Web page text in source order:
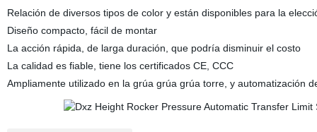
Relación de diversos tipos de color y están disponibles para la
Diseño compacto, fácil de montar
La acción rápida, de larga duración, que podría disminuir el costo
La calidad es fiable, tiene los certificados CE, CCC
Ampliamente utilizado en la grúa grúa grúa torre, y automatización